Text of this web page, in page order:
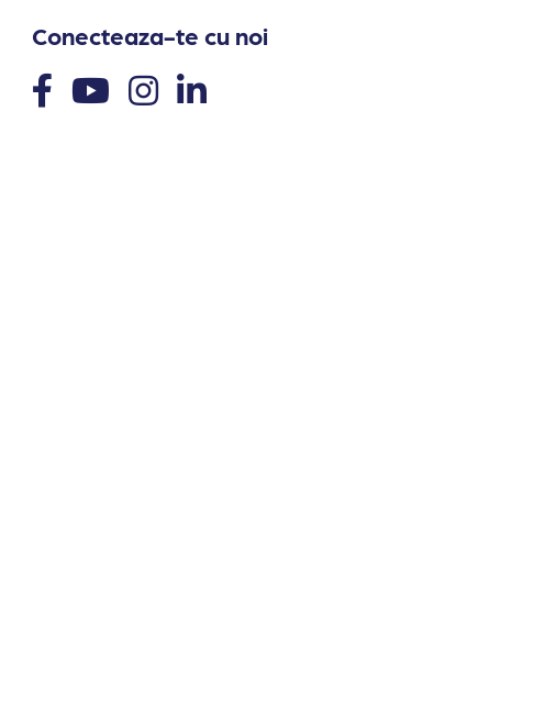
Conecteaza-te cu noi